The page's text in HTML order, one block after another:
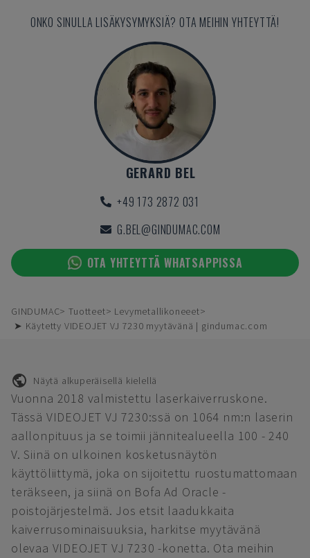
ONKO SINULLA LISÄKYSYMYKSIÄ? OTA MEIHIN YHTEYTTÄ!
GERARD BEL
+49 173 2872 031
G.BEL@GINDUMAC.COM
OTA YHTEYTTÄ WHATSAPPISSA
GINDUMAC Tuotteet
Levymetallikoneeet
➤ Käytetty VIDEOJET VJ 7230 myytävänä | gindumac.com
Näytä alkuperäisellä kielellä
Vuonna 2018 valmistettu laserkaiverruskone.
Tässä VIDEOJET VJ 7230:ssä on 1064 nm:n laserin
aallonpituus ja se toimii jännitealueella 100 - 240
V. Siinä on ulkoinen kosketusnäytön
käyttöliittymä, joka on sijoitettu ruostumattomaan
teräkseen, ja siinä on Bofa Ad Oracle -
poistojärjestelmä. Jos etsit laadukkaita
kaiverrusominaisuuksia, harkitse myytävänä
olevaa VIDEOJET VJ 7230 -konetta. Ota meihin